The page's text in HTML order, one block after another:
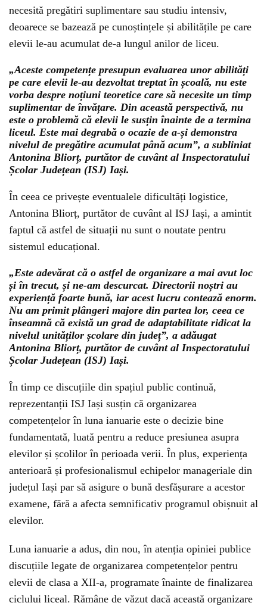
necesită pregătiri suplimentare sau studiu intensiv,
deoarece se bazează pe cunoștințele și abilitățile pe care
elevii le-au acumulat de-a lungul anilor de liceu.
„Aceste competențe presupun evaluarea unor abilități
pe care elevii le-au dezvoltat treptat în școală, nu este
vorba despre noțiuni teoretice care să necesite un timp
suplimentar de învățare. Din această perspectivă, nu
este o problemă că elevii le susțin înainte de a termina
liceul. Este mai degrabă o ocazie de a-și demonstra
nivelul de pregătire acumulat până acum”, a subliniat
Antonina Bliorț, purtător de cuvânt al Inspectoratului
Școlar Județean (ISJ) Iași.
În ceea ce privește eventualele dificultăți logistice,
Antonina Bliorț, purtător de cuvânt al ISJ Iași, a amintit
faptul că astfel de situații nu sunt o noutate pentru
sistemul educațional.
„Este adevărat că o astfel de organizare a mai avut loc
și în trecut, și ne-am descurcat. Directorii noștri au
experiență foarte bună, iar acest lucru contează enorm.
Nu am primit plângeri majore din partea lor, ceea ce
înseamnă că există un grad de adaptabilitate ridicat la
nivelul unităților școlare din județ”, a adăugat
Antonina Bliorț, purtător de cuvânt al Inspectoratului
Școlar Județean (ISJ) Iași.
În timp ce discuțiile din spațiul public continuă,
reprezentanții ISJ Iași susțin că organizarea
competențelor în luna ianuarie este o decizie bine
fundamentată, luată pentru a reduce presiunea asupra
elevilor și școlilor în perioada verii. În plus, experiența
anterioară și profesionalismul echipelor manageriale din
județul Iași par să asigure o bună desfășurare a acestor
examene, fără a afecta semnificativ programul obișnuit al
elevilor.
Luna ianuarie a adus, din nou, în atenția opiniei publice
discuțiile legate de organizarea competențelor pentru
elevii de clasa a XII-a, programate înainte de finalizarea
ciclului liceal. Rămâne de văzut dacă această organizare